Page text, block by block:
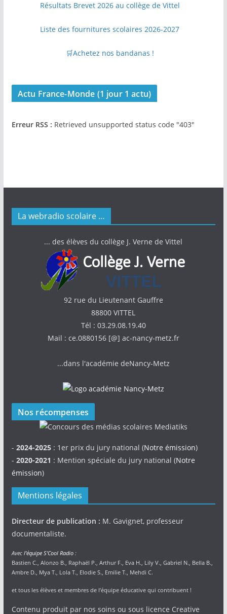
Résultats Brevet 2026 au collège de Vittel
Liste des fournitures scolaires 2026-2027
🛒Achetez nos bandanas !
Actu France-Monde (1 jour 1 actu)
Erreur RSS : Retrieved unsupported status code "403"
La webradio scolaire …
... des élèves du collège J. Verne de Vittel
92 rue du Lieutenant Gauffre
88800 VITTEL
Tél : 03.29.08.19.40
Mail : ce.0880156 [@] ac-nancy-metz.fr
...dans l'académie deNancy-Metz
Nos récompenses
- 2024-2025: 1er prix du jury national (Notre émission)
- 2020-2021 : Mention spéciale du jury national (Notre
émission)
Mentions légales
Directeur de publication : M. Gavignet, professeur
documentaliste.
Avec l’équipe S’Cool Radio:
Bastien C., Alonzo B., Raphaël P., Arthur F., Eva H., Lily V., Gabriel N., Bella B.,
Ambre D., Mya T., Lola T., Elodie S., Emilie T., Mehdi C.
et tous les élèves et membres de l’équipe éducative qui contribuent !
Contenu produit par nos soins ou sous licence Creative